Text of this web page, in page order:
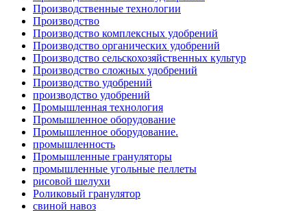
Производственные технологии
Производство
Производство комплексных удобрений
Производство органических удобрений
Производство сельскохозяйственных культур
Производство сложных удобрений
Производство удобрений
производство удобрений
Промышленная технология
Промышленное оборудование
Промышленное оборудование.
промышленность
Промышленные грануляторы
промышленные угольные пеллеты
рисовой шелухи
Роликовый гранулятор
свиной навоз